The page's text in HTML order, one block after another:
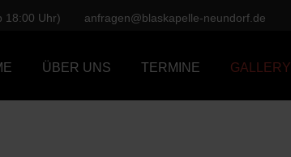
18:00 Uhr) anfragen@blaskapelle-neundorf.de
ÜBER UNS TERMINE GALLERY